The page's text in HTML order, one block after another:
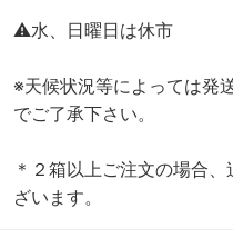
⚠️水、日曜日は休市
※天候状況等によっては発
でご了承下さい。
＊２箱以上ご注文の場合